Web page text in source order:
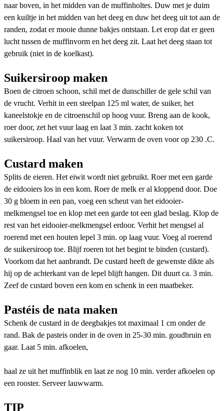
naar boven, in het midden van de muffinholtes. Duw met je duim
een kuiltje in het midden van het deeg en duw het deeg uit tot aan de
randen, zodat er mooie dunne bakjes ontstaan. Let erop dat er geen
lucht tussen de muffinvorm en het deeg zit. Laat het deeg staan tot
gebruik (niet in de koelkast).
Suikersiroop maken
Boen de citroen schoon, schil met de dunschiller de gele schil van
de vrucht. Verhit in een steelpan 125 ml water, de suiker, het
kaneelstokje en de citroenschil op hoog vuur. Breng aan de kook,
roer door, zet het vuur laag en laat 3 min. zacht koken tot
suikersiroop. Haal van het vuur. Verwarm de oven voor op 230 .C.
Custard maken
Splits de eieren. Het eiwit wordt niet gebruikt. Roer met een garde
de eidooiers los in een kom. Roer de melk er al kloppend door. Doe
30 g bloem in een pan, voeg een scheut van het eidooier-
melkmengsel toe en klop met een garde tot een glad beslag. Klop de
rest van het eidooier-melkmengsel erdoor. Verhit het mengsel al
roerend met een houten lepel 3 min. op laag vuur. Voeg al roerend
de suikersiroop toe. Blijf roeren tot het begint te binden (custard).
Voorkom dat het aanbrandt. De custard heeft de gewenste dikte als
hij op de achterkant van de lepel blijft hangen. Dit duurt ca. 3 min.
Zeef de custard boven een kom en schenk in een maatbeker.
Pastéis de nata maken
Schenk de custard in de deegbakjes tot maximaal 1 cm onder de
rand. Bak de pasteis onder in de oven in 25-30 min. goudbruin en
gaar. Laat 5 min. afkoelen,
haal ze uit het muffinblik en laat ze nog 10 min. verder afkoelen op
een rooster. Serveer lauwwarm.
TIP